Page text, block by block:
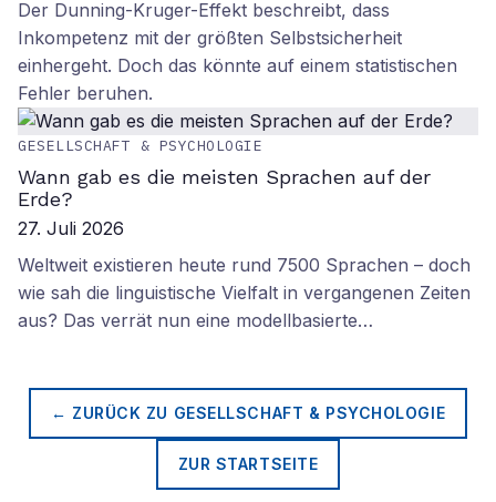
Der Dunning-Kruger-Effekt beschreibt, dass
Inkompetenz mit der größten Selbstsicherheit
einhergeht. Doch das könnte auf einem statistischen
Fehler beruhen.
GESELLSCHAFT & PSYCHOLOGIE
Wann gab es die meisten Sprachen auf der
Erde?
27. Juli 2026
Weltweit existieren heute rund 7500 Sprachen – doch
wie sah die linguistische Vielfalt in vergangenen Zeiten
aus? Das verrät nun eine modellbasierte…
← ZURÜCK ZU GESELLSCHAFT & PSYCHOLOGIE
ZUR STARTSEITE